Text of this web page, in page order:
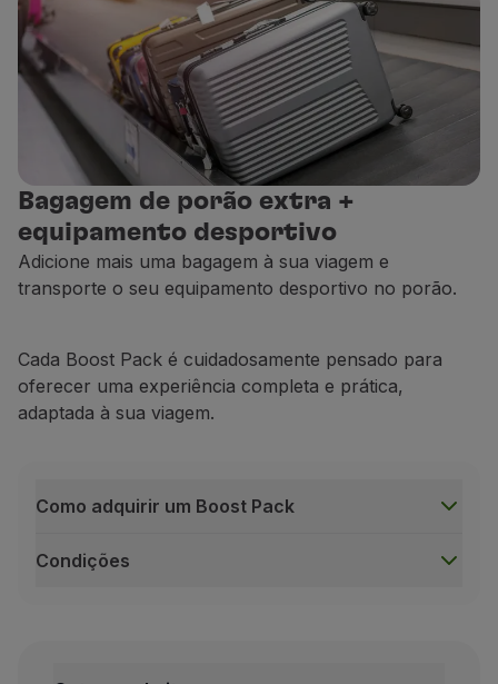
Bagagem de porão extra +
equipamento desportivo
Adicione mais uma bagagem à sua viagem e
transporte o seu equipamento desportivo no porão.
Cada Boost Pack é cuidadosamente pensado para
oferecer uma experiência completa e prática,
adaptada à sua viagem.
Como adquirir um Boost Pack
Condições